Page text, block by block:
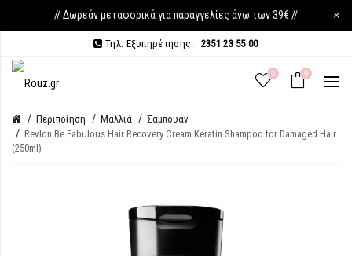
// Δωρεάν μεταφορικά για παραγγελίες άνω των 39€ // ×
Τηλ. Εξυπηρέτησης: 2351 23 55 00
0 0
Περιποίηση Μαλλιά
Σαμπουάν
Revlon Be Fabulous Hair Recovery Cream Keratin Shampoo for Damaged Hair
(250ml)